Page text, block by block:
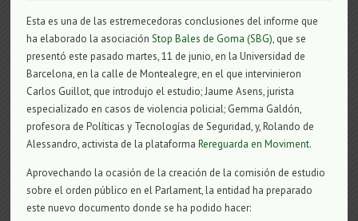
Esta es una de las estremecedoras conclusiones del informe que
ha elaborado la asociaciónStop Bales de Goma (SBG), que se
presentó este pasado martes, 11 de junio, en la Universidad de
Barcelona, en la calle de Montealegre, en el que intervinieron
Carlos Guillot, que introdujo el estudio; Jaume Asens, jurista
especializado en casos de violencia policial; Gemma Galdón,
profesora de Políticas y Tecnologías de Seguridad, y, Rolando de
Alessandro, activista de la plataformaRereguarda en Moviment.
Aprovechando la ocasión de la creación de la comisión de estudio
sobre el orden público en el Parlament, la entidad ha preparado
este nuevo documento donde se ha podido hacer: